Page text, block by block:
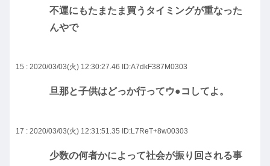
不運にもたまたま買うタイミングが重なった
んやで
15 : 2020/03/03(火) 12:30:27.46 ID:A7dkF387M0303
旦那と子供はどっか行ってウ●コしてよ。
17 : 2020/03/03(火) 12:31:51.35 ID:L7ReT+8w00303
少数の何者かによって社会が振り回される事